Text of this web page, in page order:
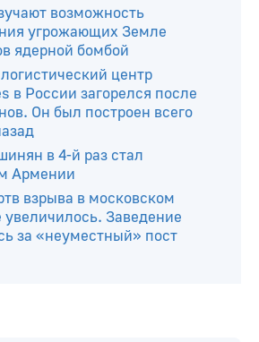
возможность
угрожающих Земле
ядерной бомбой
центр
в России загорелся после
Он был построен всего
в 4-й раз стал
Армении
взрыва в московском
увеличилось. Заведение
за «неуместный» пост